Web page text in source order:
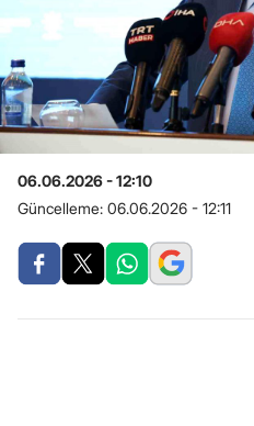
06.06.2026 - 12:10
Güncelleme: 06.06.2026 - 12:11